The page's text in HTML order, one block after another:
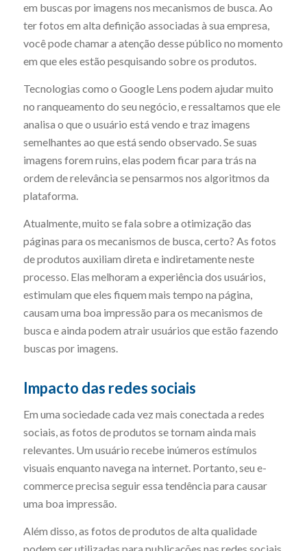
em buscas por imagens nos mecanismos de busca. Ao
ter fotos em alta definição associadas à sua empresa,
você pode chamar a atenção desse público no momento
em que eles estão pesquisando sobre os produtos.
Tecnologias como o Google Lens podem ajudar muito
no ranqueamento do seu negócio, e ressaltamos que ele
analisa o que o usuário está vendo e traz imagens
semelhantes ao que está sendo observado. Se suas
imagens forem ruins, elas podem ficar para trás na
ordem de relevância se pensarmos nos algoritmos da
plataforma.
Atualmente, muito se fala sobre a otimização das
páginas para os mecanismos de busca, certo? As fotos
de produtos auxiliam direta e indiretamente neste
processo. Elas melhoram a experiência dos usuários,
estimulam que eles fiquem mais tempo na página,
causam uma boa impressão para os mecanismos de
busca e ainda podem atrair usuários que estão fazendo
buscas por imagens.
Impacto das redes sociais
Em uma sociedade cada vez mais conectada a redes
sociais, as fotos de produtos se tornam ainda mais
relevantes. Um usuário recebe inúmeros estímulos
visuais enquanto navega na internet. Portanto, seu e-
commerce precisa seguir essa tendência para causar
uma boa impressão.
Além disso, as fotos de produtos de alta qualidade